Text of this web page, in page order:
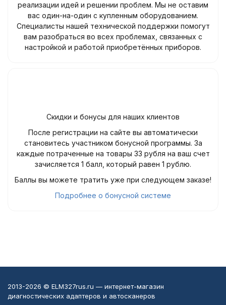
реализации идей и решении проблем. Мы не оставим
вас один-на-один с купленным оборудованием.
Специалисты нашей технической поддержки помогут
вам разобраться во всех проблемах, связанных с
настройкой и работой приобретённых приборов.
Скидки и бонусы для наших клиентов
После регистрации на сайте вы автоматически
становитесь участником бонусной программы. За
каждые потраченные на товары 33 рубля на ваш счет
зачисляется 1 балл, который равен 1 рублю.
Баллы вы можете тратить уже при следующем заказе!
Подробнее о бонусной системе
2013-2026 © ELM327rus.ru — интернет-магазин
диагностических адаптеров и автосканеров